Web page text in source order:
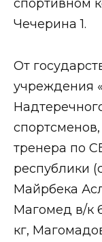
спортивном
Чечерина 1.
От
учреждения
тренера по
республики
Майрбека
Магомед в/к
кг,